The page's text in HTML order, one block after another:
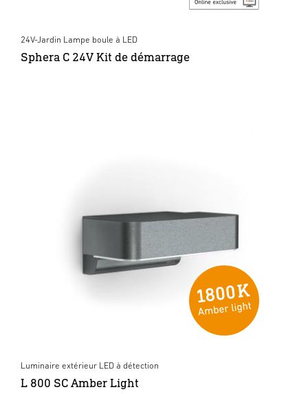
24V-Jardin Lampe boule à LED
Sphera C 24V Kit de démarrage
Luminaire extérieur LED à détection
L 800 SC Amber Light